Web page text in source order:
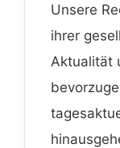
Unsere
ihrer
Aktualität